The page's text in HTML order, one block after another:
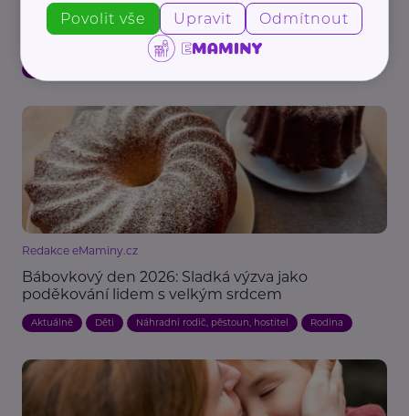
které nejsou pro každé dítě samozřejmostí
Dospívání Komunikace Náhradní rodič, pěstoun, hostitel
Redakce eMaminy.cz
Bábovkový den 2026: Sladká výzva jako
poděkování lidem s velkým srdcem
Aktuálně Děti Náhradní rodič, pěstoun, hostitel Rodina
Povolit vše Upravit Odmítnout